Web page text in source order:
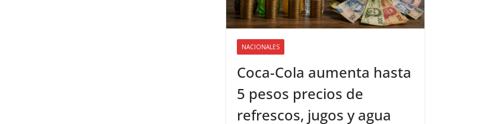
NACIONALES
Coca-Cola aumenta hasta
5 pesos precios de
refrescos, jugos y agua